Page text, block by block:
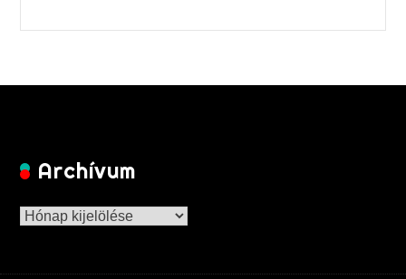
Archívum
Archívum